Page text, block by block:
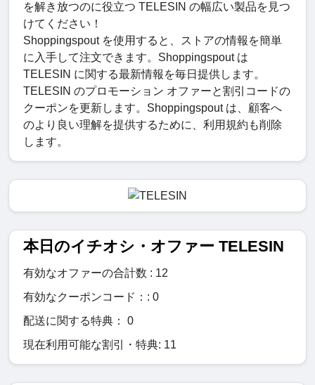
を解き放つのに役立つ TELESIN の幅広い製品を見つ
けてください！
Shoppingspout を使用すると、ストアの情報を簡単
に入手して注文できます。Shoppingspout は
TELESIN に関する最新情報を毎日提供します。
TELESIN のプロモーション オファーと割引コードの
クーポンを更新します。Shoppingspout は、顧客へ
のより良い理解を提供するために、利用規約も削除
します。
本日のイチオシ・オファー TELESIN
有効なオファーの合計数 : 12
有効なクーポンコード：: 0
配送に関する特典： 0
現在利用可能な割引・特典: 11